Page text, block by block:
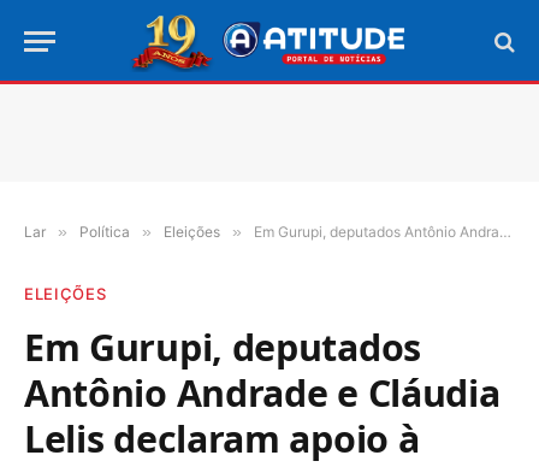
Lar » Política » Eleições » Em Gurupi, deputados Antônio Andrade e Cláudia Lelis declaram apoio à campanha de Josi Nunes e Gleydson Nato
ELEIÇÕES
Em Gurupi, deputados
Antônio Andrade e Cláudia
Lelis declaram apoio à